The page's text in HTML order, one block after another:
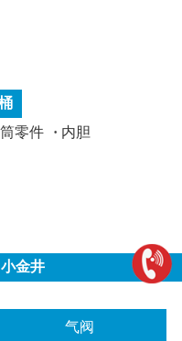
零件 · 内胆
小金井
气阀